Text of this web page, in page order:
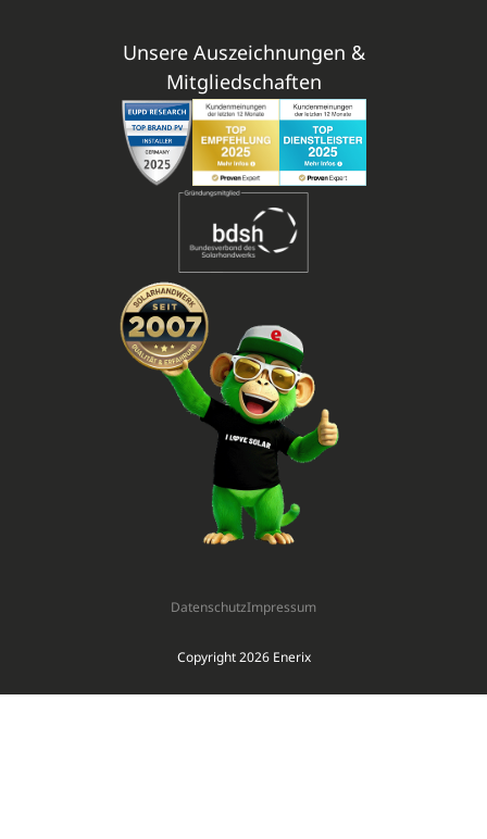
Unsere Auszeichnungen &
Mitgliedschaften
Copyright 2026 Enerix
DatenschutzImpressum